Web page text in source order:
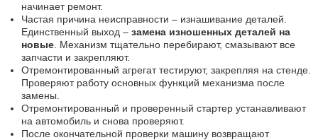
начинает ремонт.
Частая причина неисправности – изнашивание деталей.
Единственный выход – замена изношенных деталей на
новые . Механизм тщательно перебирают, смазывают все
запчасти и закрепляют.
Отремонтированный агрегат тестируют, закрепляя на стенде.
Проверяют работу основных функций механизма после
замены.
Отремонтированный и проверенный стартер устанавливают
на автомобиль и снова проверяют.
После окончательной проверки машину возвращают